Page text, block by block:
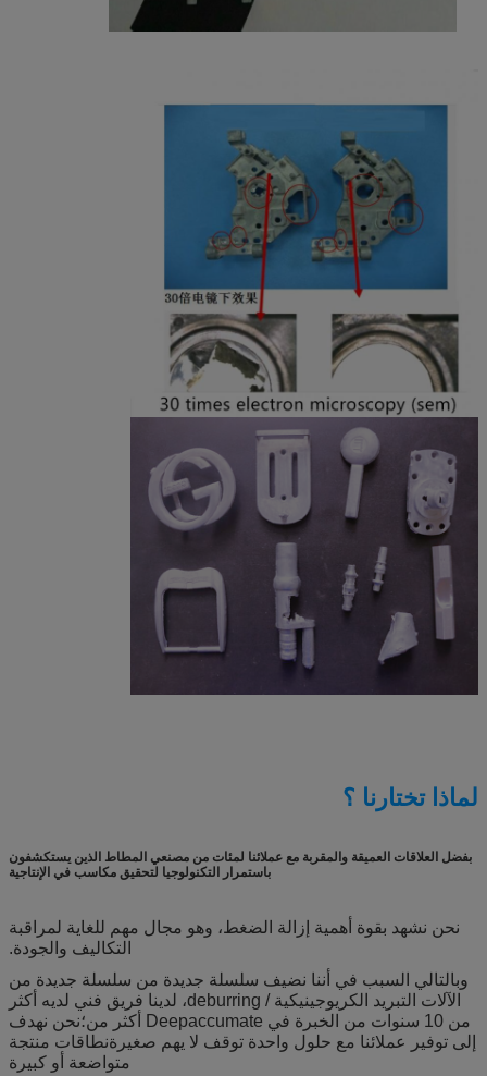
لماذا تختارنا ؟
بفضل العلاقات العميقة والمقربة مع عملائنا لمئات من مصنعي المطاط الذين يستكشفون
باستمرار التكنولوجيا لتحقيق مكاسب في الإنتاجية
نحن نشهد بقوة أهمية إزالة الضغط، وهو مجال مهم للغاية لمراقبة
التكاليف والجودة.
وبالتالي السبب في أننا نضيف سلسلة جديدة من سلسلة جديدة من
الآلات التبريد الكريوجينيكية / deburring، لدينا فريق فني لديه أكثر
من 10 سنوات من الخبرة في Deepaccumate أكثر من؛نحن نهدف
إلى توفير عملائنا مع حلول واحدة توقف لا يهم صغيرةنطاقات منتجة
متواضعة أو كبيرة